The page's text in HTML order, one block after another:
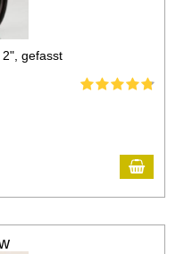
2", gefasst